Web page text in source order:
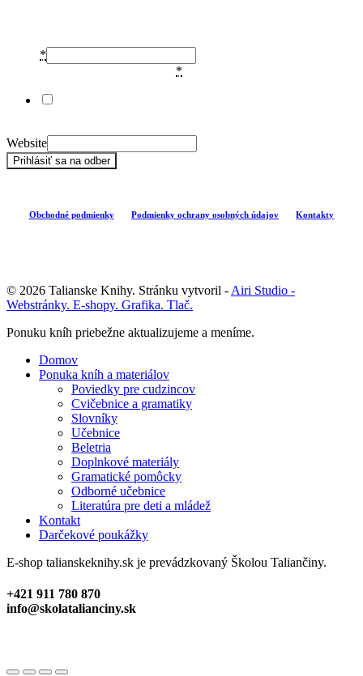
*
*
Website
Prihlásiť sa na odber
Obchodné podmienky Podmienky ochrany osobných údajov Kontakty
© 2026 Talianske Knihy. Stránku vytvoril - Airi Studio -
Webstránky. E-shopy. Grafika. Tlač.
Close
Ponuku kníh priebežne aktualizujeme a meníme.
Domov
Ponuka kníh a materiálov
Poviedky pre cudzincov
Cvičebnice a gramatiky
Slovníky
Učebnice
Beletria
Doplnkové materiály
Gramatické pomôcky
Odborné učebnice
Literatúra pre deti a mládež
Kontakt
Darčekové poukážky
E-shop talianskeknihy.sk je prevádzkovaný Školou Taliančiny.
+421 911 780 870
info@skolatalianciny.sk